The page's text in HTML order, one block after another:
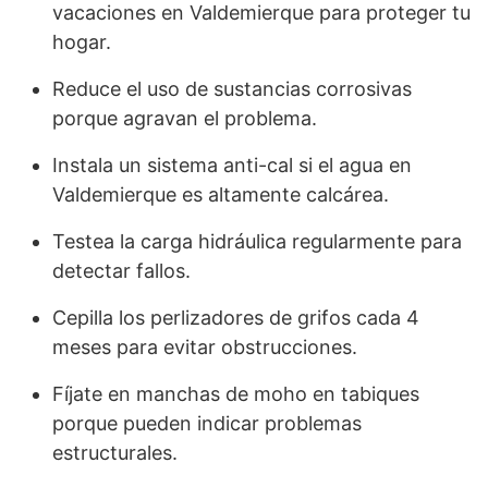
vacaciones en Valdemierque para proteger tu
hogar.
Reduce el uso de sustancias corrosivas
porque agravan el problema.
Instala un sistema anti-cal si el agua en
Valdemierque es altamente calcárea.
Testea la carga hidráulica regularmente para
detectar fallos.
Cepilla los perlizadores de grifos cada 4
meses para evitar obstrucciones.
Fíjate en manchas de moho en tabiques
porque pueden indicar problemas
estructurales.